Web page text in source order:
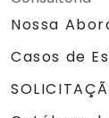
Nossa
Casos de